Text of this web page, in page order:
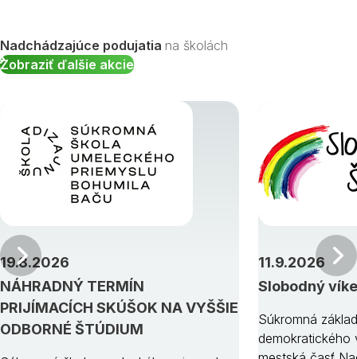
Nadchádzajúce podujatia na školách
Zobraziť ďalšie akcie
NÁHRADNÝ TERMÍN
PRIJÍMACÍCH SKÚŠOK NA VYŠŠIE
ODBORNÉ ŠTÚDIUM
19.8.2026
Slobodný
11.9.2026
Súkromná
demokratického
Predchádzajúci